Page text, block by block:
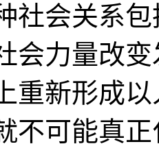
社会关系
会力量改
重新形成
不可能真